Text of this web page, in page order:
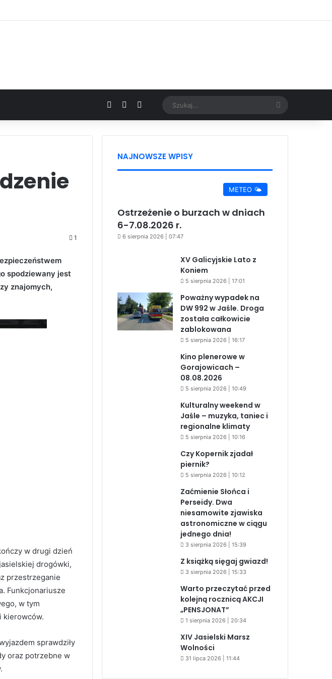
Facebook YouTubeGoogle News Szukaj...
1
spodziewany jest
znajomych,
w drugi dzień
drogówki,
przestrzeganie
Funkcjonariusze
w tym
kierowców.
sprawdziły
oraz potrzebne w
NAJNOWSZE WPISY
METEO 🌤️
Ostrzeżenie o burzach w dniach
6-7.08.2026 r.
6 sierpnia 2026 | 07:47
XV Galicyjskie Lato z
Koniem
5 sierpnia 2026 | 17:01
Poważny wypadek na
DW 992 w Jaśle. Droga
została całkowicie
zablokowana
5 sierpnia 2026 | 16:17
Kino plenerowe w
Gorajowicach –
08.08.2026
5 sierpnia 2026 | 10:49
Kulturalny weekend w
Jaśle – muzyka, taniec i
regionalne klimaty
5 sierpnia 2026 | 10:16
Czy Kopernik zjadał
piernik?
5 sierpnia 2026 | 10:12
Zaćmienie Słońca i
Perseidy. Dwa
niesamowite zjawiska
astronomiczne w ciągu
jednego dnia!
3 sierpnia 2026 | 15:39
Z książką sięgaj gwiazd!
3 sierpnia 2026 | 15:33
Warto przeczytać przed
kolejną rocznicą AKCJI
„PENSJONAT”
1 sierpnia 2026 | 20:34
XIV Jasielski Marsz
Wolności
31 lipca 2026 | 11:44